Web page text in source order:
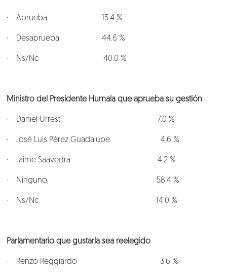
· Aprueba 15.4 %
· Desaprueba 44.6 %
· Ns/Nc 40.0 %
Ministro del Presidente Humala que aprueba su gestión
· Daniel Urresti 7.0 %
· José Luis Pérez Guadalupe 4.6 %
· Jaime Saavedra 4.2 %
· Ninguno 58.4 %
· Ns/Nc 14.0 %
Parlamentario que gustaría sea reelegido
· Renzo Reggiardo 3.6 %